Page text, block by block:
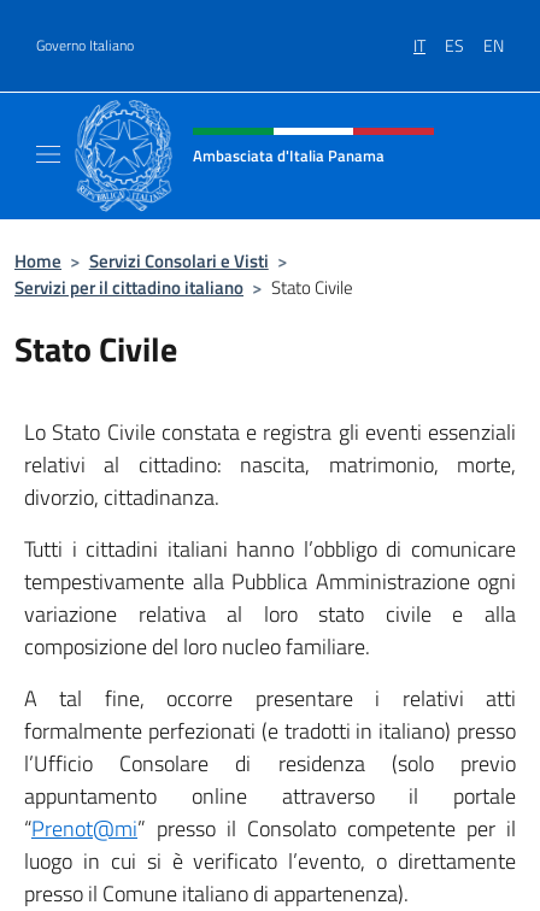
Governo Italiano IT ES EN
Intestazione sito, social e menù
Ambasciata d'Italia Panama
Home > Servizi Consolari e Visti >
Servizi per il cittadino italiano > Stato Civile
Stato Civile
Lo Stato Civile constata e registra gli eventi essenziali
relativi al cittadino: nascita, matrimonio, morte,
divorzio, cittadinanza.
Tutti i cittadini italiani hanno l’obbligo di comunicare
tempestivamente alla Pubblica Amministrazione ogni
variazione relativa al loro stato civile e alla
composizione del loro nucleo familiare.
A tal fine, occorre presentare i relativi atti
formalmente perfezionati (e tradotti in italiano) presso
l’Ufficio Consolare di residenza (solo previo
appuntamento online attraverso il portale
“Prenot@mi” presso il Consolato competente per il
luogo in cui si è verificato l’evento, o direttamente
presso il Comune italiano di appartenenza).